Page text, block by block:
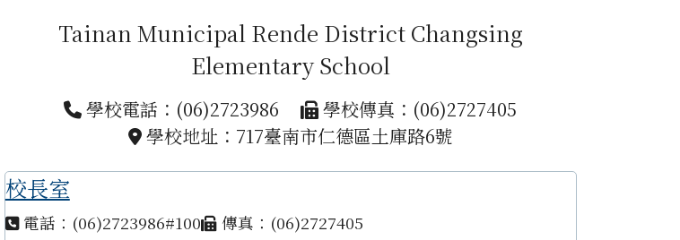
Tainan Municipal Rende District Changsing
Elementary School
學校電話：(06)2723986
學校傳真：(06)2727405
學校地址：717臺南市仁德區土庫路6號
校長室
電話：(06)2723986#100
傳真：(06)2727405